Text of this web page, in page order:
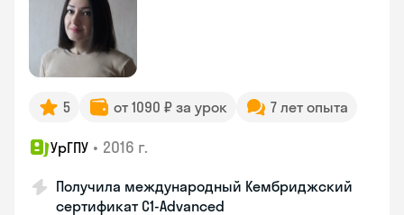
5 от 1090 ₽ за урок 7 лет опыта
УрГПУ • 2016 г.
Получила международный Кембриджский
сертификат С1-Advanced